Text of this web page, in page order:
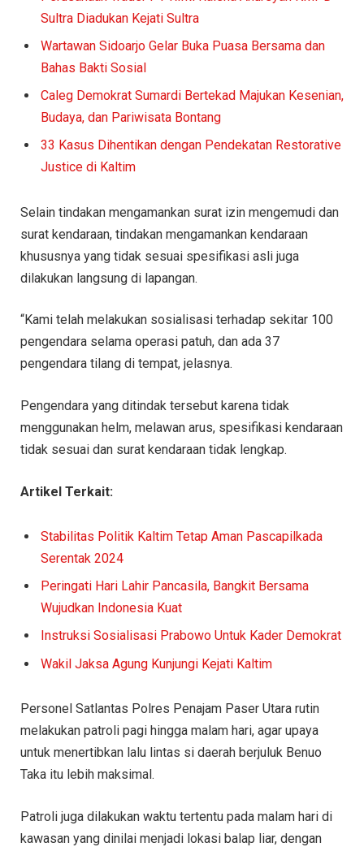
Sultra Diadukan Kejati Sultra
Wartawan Sidoarjo Gelar Buka Puasa Bersama dan
Bahas Bakti Sosial
Caleg Demokrat Sumardi Bertekad Majukan Kesenian,
Budaya, dan Pariwisata Bontang
33 Kasus Dihentikan dengan Pendekatan Restorative
Justice di Kaltim
Selain tindakan mengamankan surat izin mengemudi dan
surat kendaraan, tindakan mengamankan kendaraan
khususnya yang tidak sesuai spesifikasi asli juga
dilakukan langsung di lapangan.
“Kami telah melakukan sosialisasi terhadap sekitar 100
pengendara selama operasi patuh, dan ada 37
pengendara tilang di tempat, jelasnya.
Pengendara yang ditindak tersebut karena tidak
menggunakan helm, melawan arus, spesifikasi kendaraan
tidak sesuai dan surat kendaraan tidak lengkap.
Artikel Terkait:
Stabilitas Politik Kaltim Tetap Aman Pascapilkada
Serentak 2024
Peringati Hari Lahir Pancasila, Bangkit Bersama
Wujudkan Indonesia Kuat
Instruksi Sosialisasi Prabowo Untuk Kader Demokrat
Wakil Jaksa Agung Kunjungi Kejati Kaltim
Personel Satlantas Polres Penajam Paser Utara rutin
melakukan patroli pagi hingga malam hari, agar upaya
untuk menertibkan lalu lintas si daerah berjuluk Benuo
Taka itu lebih maksimal.
Patroli juga dilakukan waktu tertentu pada malam hari di
kawasan yang dinilai menjadi lokasi balap liar, dengan